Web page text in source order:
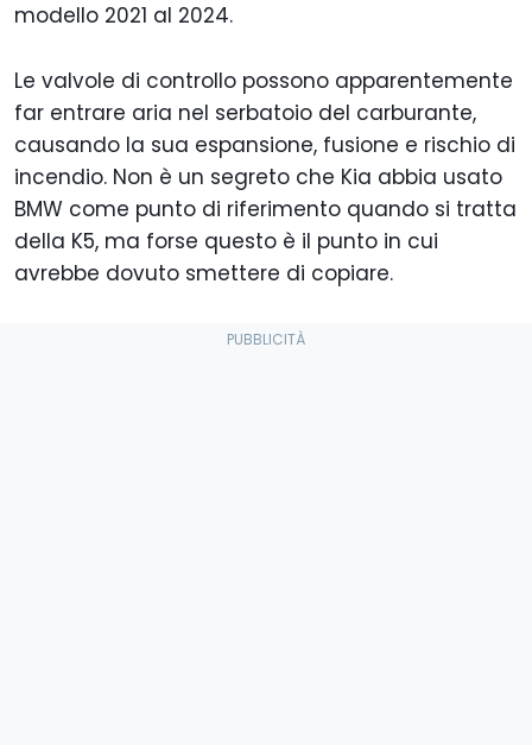
modello 2021 al 2024.
Le valvole di controllo possono apparentemente
far entrare aria nel serbatoio del carburante,
causando la sua espansione, fusione e rischio di
incendio. Non è un segreto che Kia abbia usato
BMW come punto di riferimento quando si tratta
della K5, ma forse questo è il punto in cui
avrebbe dovuto smettere di copiare.